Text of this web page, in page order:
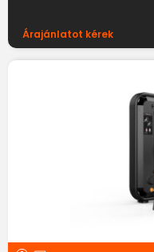
Árajánlatot kérek